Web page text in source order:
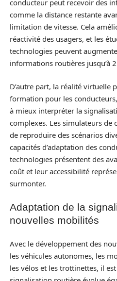
conducteur peut recevoir des
comme la distance restante
limitation de vitesse. Cela
réactivité des usagers, et les
technologies peuvent
informations routières jusqu’à
D’autre part, la réalité virtuelle
formation pour les
à mieux interpréter la
complexes. Les simulateurs de
de reproduire des scénarios
capacités d’adaptation des
technologies présentent des
coût et leur accessibilité
surmonter.
Adaptation de la
nouvelles mobilités
Avec le développement des
les véhicules autonomes, les
les vélos et les trottinettes, il